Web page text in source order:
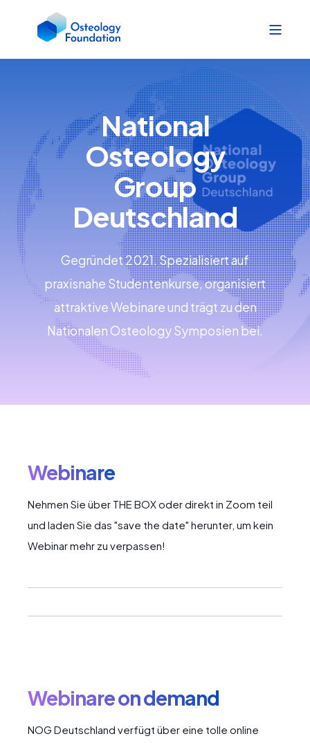
National
Osteology
Group
Deutschland
Gegründet 2021. Spezialisiert auf
praxisnahe Studentenkurse, organisiert
attraktive Webinare und trägt zu den
Nationalen Osteology Symposien bei.
Webinare
Nehmen Sie über THE BOX oder direkt in Zoom teil
und laden Sie das "save the date" herunter, um kein
Webinar mehr zu verpassen!
Webinare on demand
NOG Deutschland verfügt über eine tolle online